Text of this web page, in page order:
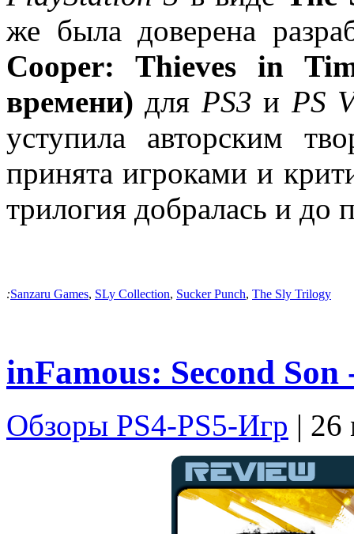
же была доверена
Cooper: Thieves in
времени) для PS3 и PS
уступила авторским
принята игроками и
трилогия добралась и до
:Sanzaru Games, SLy Collection, Sucker Punch, The Sly Trilogy
inFamous: Second Son
Обзоры PS4-PS5-Игр | 26